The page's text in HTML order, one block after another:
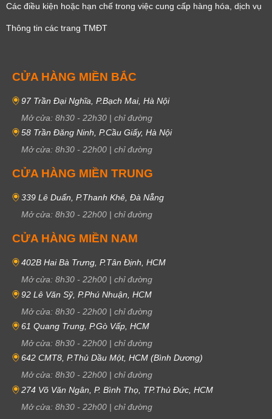
Các điều kiện hoặc hạn chế trong việc cung cấp hàng hóa, dịch vụ
Thông tin các trang TMĐT
CỬA HÀNG MIỀN BẮC
97 Trần Đại Nghĩa, P.Bạch Mai, Hà Nội
Mở cửa: 8h30 - 22h30 | chỉ đường
58 Trần Đăng Ninh, P.Cầu Giấy, Hà Nội
Mở cửa: 8h30 - 22h00 | chỉ đường
CỬA HÀNG MIỀN TRUNG
339 Lê Duẩn, P.Thanh Khê, Đà Nẵng
Mở cửa: 8h30 - 22h00 | chỉ đường
CỬA HÀNG MIỀN NAM
402B Hai Bà Trưng, P.Tân Định, HCM
Mở cửa: 8h30 - 22h00 | chỉ đường
92 Lê Văn Sỹ, P.Phú Nhuận, HCM
Mở cửa: 8h30 - 22h00 | chỉ đường
61 Quang Trung, P.Gò Vấp, HCM
Mở cửa: 8h30 - 22h00 | chỉ đường
642 CMT8, P.Thủ Dầu Một, HCM (Bình Dương)
Mở cửa: 8h30 - 22h00 | chỉ đường
274 Võ Văn Ngân, P. Bình Thọ, TP.Thủ Đức, HCM
Mở cửa: 8h30 - 22h00 | chỉ đường